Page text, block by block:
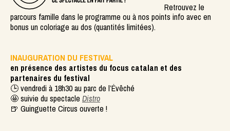
Retrouvez le
parcours famille dans le programme ou à nos points info avec en
bonus un coloriage au dos (quantités limitées).
INAUGURATION DU FESTIVAL
en présence des artistes du focus catalan et des
partenaires du festival
🕒 vendredi à 18h30 au parc de l’Évêché
🤩 suivie du spectacle Distro
🍺 Guinguette Circus ouverte !